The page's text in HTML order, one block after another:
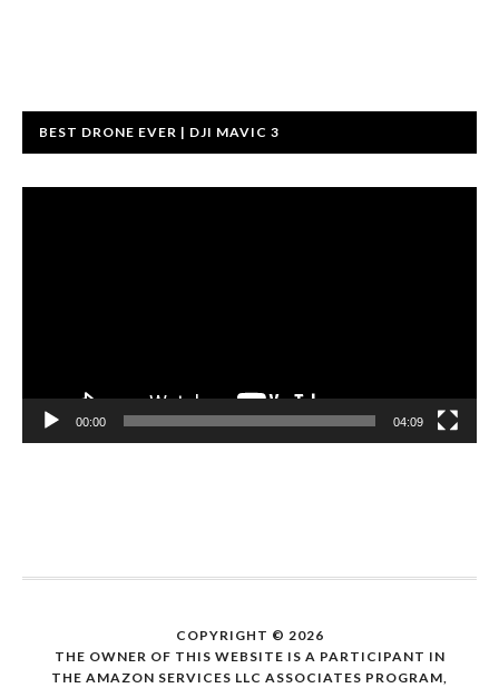
BEST DRONE EVER | DJI MAVIC 3
ー
00:00 04:09
COPYRIGHT © 2026
THE OWNER OF THIS WEBSITE IS A PARTICIPANT IN
THE AMAZON SERVICES LLC ASSOCIATES PROGRAM,